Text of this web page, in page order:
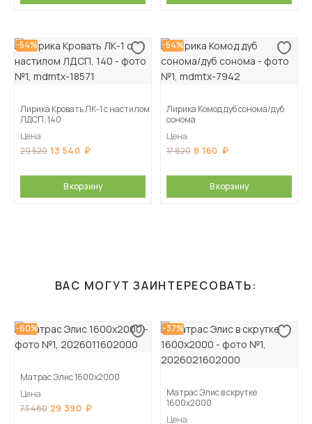
-54%
Лирика Кровать ЛК-1 с настилом
ЛДСП, 140
Цена
29 520 13 540
В корзину
-54%
Лирика Комод дуб сонома/дуб
сонома
Цена
17 820 8 160
В корзину
ВАС МОГУТ ЗАИНТЕРЕСОВАТЬ:
-60%
Матрас Элис 1600х2000
Цена
73 480 29 390
-37%
Матрас Элис в скрутке
1600х2000
Цена